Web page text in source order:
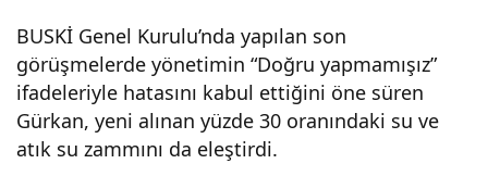
BUSKİ Genel Kurulu’nda yapılan son
görüşmelerde yönetimin “Doğru yapmamışız”
ifadeleriyle hatasını kabul ettiğini öne süren
Gürkan, yeni alınan yüzde 30 oranındaki su ve
atık su zammını da eleştirdi.